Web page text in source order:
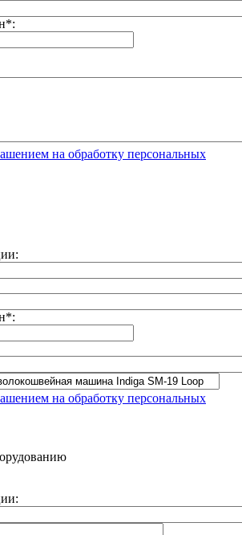
на обработку персональных
на обработку персональных